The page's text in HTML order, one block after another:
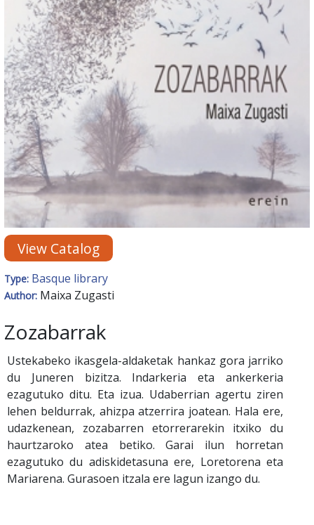
View Catalog
Type: Basque library
Author: Maixa Zugasti
Zozabarrak
Ustekabeko ikasgela-aldaketak hankaz gora jarriko
du Juneren bizitza. Indarkeria eta ankerkeria
ezagutuko ditu. Eta izua. Udaberrian agertu ziren
lehen beldurrak, ahizpa atzerrira joatean. Hala ere,
udazkenean, zozabarren etorrerarekin itxiko du
haurtzaroko atea betiko. Garai ilun horretan
ezagutuko du adiskidetasuna ere, Loretorena eta
Mariarena. Gurasoen itzala ere lagun izango du.